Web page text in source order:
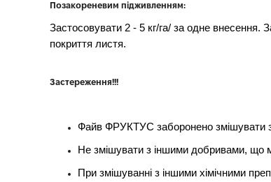
Позакореневим підживленням:
Застосовувати 2 - 5 кг/га/ за одне внесення.
покриття листя.
Застереження!!!
Файв ФРУКТУС заборонено змішувати
Не змішувати з іншими добривами, що
При змішуванні з іншими хімічними